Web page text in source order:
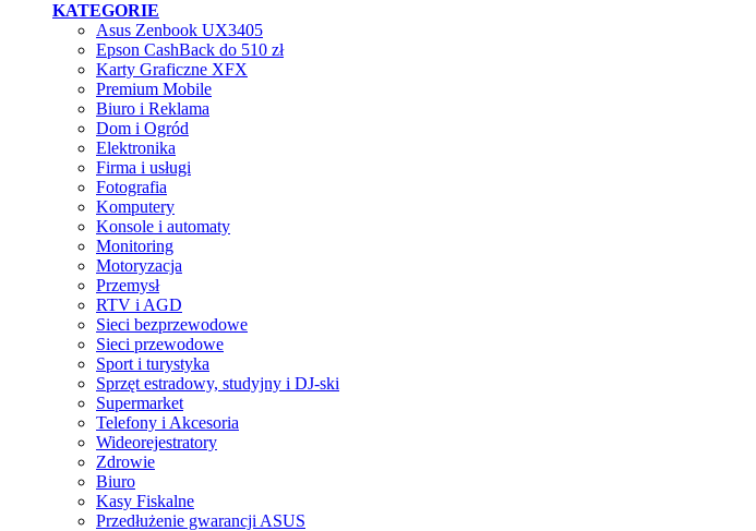
KATEGORIE
Asus Zenbook UX3405
Epson CashBack do 510 zł
Karty Graficzne XFX
Premium Mobile
Biuro i Reklama
Dom i Ogród
Elektronika
Firma i usługi
Fotografia
Komputery
Konsole i automaty
Monitoring
Motoryzacja
Przemysł
RTV i AGD
Sieci bezprzewodowe
Sieci przewodowe
Sport i turystyka
Sprzęt estradowy, studyjny i DJ-ski
Supermarket
Telefony i Akcesoria
Wideorejestratory
Zdrowie
Biuro
Kasy Fiskalne
Przedłużenie gwarancji ASUS